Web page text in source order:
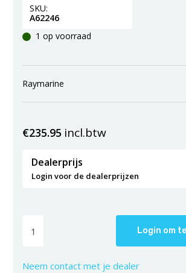
SKU:
A62246
1 op voorraad
Raymarine
€235.95 incl.btw
Dealerprijs
Login voor de dealerprijzen
Login om
Neem contact met je dealer